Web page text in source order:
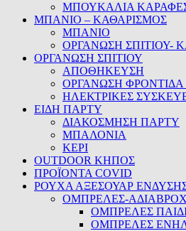
ΜΠΟΥΚΑΛΙΑ
ΜΠΑΝΙΟ – ΚΑΘΑΡΙΣΜΟΣ
ΜΠΑΝΙΟ
ΟΡΓΑΝΩΣΗ ΣΠΙΤΙΟΥ-
ΟΡΓΑΝΩΣΗ ΣΠΙΤΙΟΥ
ΑΠΟΘΗΚΕΥΣΗ
ΟΡΓΑΝΩΣΗ
ΗΛΕΚΤΡΙΚΕΣ
ΕΙΔΗ ΠΑΡΤΥ
ΔΙΑΚΟΣΜΗΣΗ ΠΑΡΤΥ
ΜΠΑΛΟΝΙΑ
ΚΕΡΙ
OUTDOOR ΚΗΠΟΣ
ΠΡΟΪΟΝΤΑ COVID
ΡΟΥΧΑ ΑΞΕΣΟΥΑΡ
ΟΜΠΡΕΛΕΣ-
ΟΜΠΡΕΛΕΣ
ΟΜΠΡΕΛΕΣ